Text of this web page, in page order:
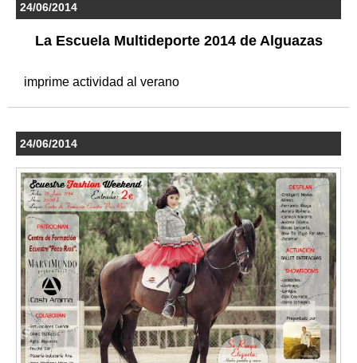
24/06/2014
La Escuela Multideporte 2014 de Alguazas
imprime actividad al verano
24/06/2014